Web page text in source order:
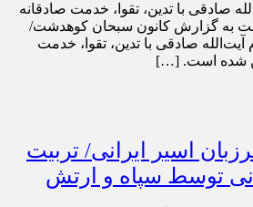
صادقی با تدین، تقوا، خدمت صادقانه
به گزارش کانون سبحان کوهدشت/
آیت‌الله صادقی با تدین، تقوا، خدمت
شده است. […]
خبر از 5 مرزبان اسیر ایرانی/ تربیت
توسط سپاه و ارتش